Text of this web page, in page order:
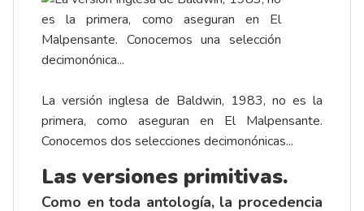
La versión inglesa de Baldwin, 1983, no es la
primera, como aseguran en El Malpensante.
Conocemos dos selecciones decimonónicas...
Las versiones primitivas.
Como en toda antología, la procedencia